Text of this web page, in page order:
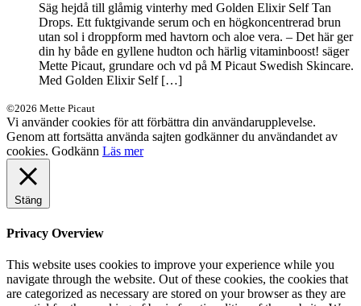
Säg hejdå till glåmig vinterhy med Golden Elixir Self Tan
Drops. Ett fuktgivande serum och en högkoncentrerad brun
utan sol i droppform med havtorn och aloe vera. – Det här ger
din hy både en gyllene hudton och härlig vitaminboost! säger
Mette Picaut, grundare och vd på M Picaut Swedish Skincare.
Med Golden Elixir Self […]
©2026 Mette Picaut
Vi använder cookies för att förbättra din användarupplevelse.
Genom att fortsätta använda sajten godkänner du användandet av
cookies. Godkänn Läs mer
Stäng
Privacy Overview
This website uses cookies to improve your experience while you
navigate through the website. Out of these cookies, the cookies that
are categorized as necessary are stored on your browser as they are